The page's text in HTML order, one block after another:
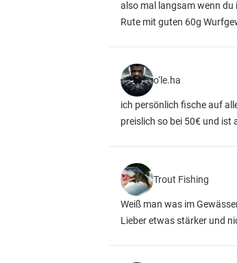
also mal langsam wenn du
Rute mit guten 60g
o‘le.ha
ich persönlich fische auf
preislich so bei 50€ und ist
Trout Fishing
Weiß man was im
Lieber etwas stärker und